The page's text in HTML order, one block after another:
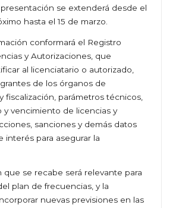
presentación se extenderá desde el
hasta el 15 de marzo.
conformará el Registro
y Autorizaciones, que
al licenciatario o autorizado,
de los órganos de
fiscalización, parámetros técnicos,
y vencimiento de licencias y
sanciones y demás datos
interés para asegurar la
que se recabe será relevante para
plan de frecuencias, y la
nuevas previsiones en las